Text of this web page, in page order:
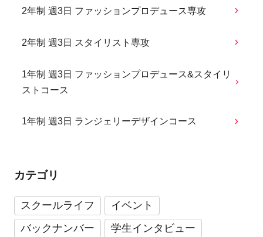
2年制 週3日 ファッションプロデュース専攻
2年制 週3日 スタイリスト専攻
1年制 週3日 ファッションプロデュース&スタイリ
ストコース
1年制 週3日 ランジェリーデザインコース
カテゴリ
スクールライフ
イベント
バックナンバー
学生インタビュー